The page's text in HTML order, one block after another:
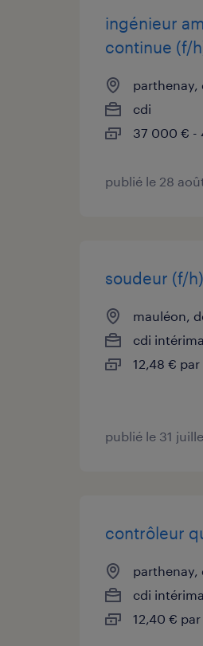
ingénieur
continue (f/
parthenay,
cdi
37 000 € -
publié le 28
soudeur (f/h)
mauléon,
cdi
12,48 €
publié le 31
contrôleur
parthenay,
cdi
12,40 €